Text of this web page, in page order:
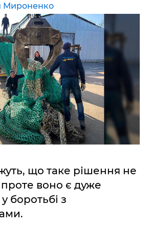
Мироненко
що таке рішення не
воно є дуже
боротьбі з